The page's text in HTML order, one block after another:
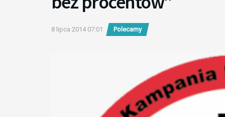
8 lipca 2014 07:01 Polecamy